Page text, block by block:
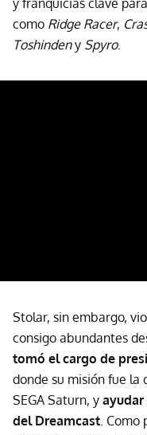
como Ridge Racer,
Toshindeny Spyro.
Stolar, sin embargo,
consigo abundantes
tomó el cargo de
donde su misión fue la
SEGA Saturn, y
del Dreamcast .